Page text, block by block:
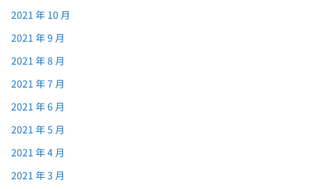
2021 年 10 月
2021 年 9 月
2021 年 8 月
2021 年 7 月
2021 年 6 月
2021 年 5 月
2021 年 4 月
2021 年 3 月